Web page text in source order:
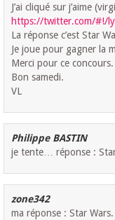
J’ai cliqué sur j’aime
https://twitter.com/#!/
La réponse c’est Star
Je joue pour gagner la
Merci pour ce concours.
Bon samedi.
VL
Philippe BASTIN
je tente… réponse :
zone342
ma réponse : Star Wars.